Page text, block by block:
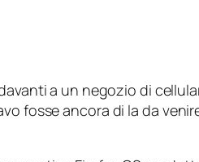
a un negozio di
fosse ancora di la da